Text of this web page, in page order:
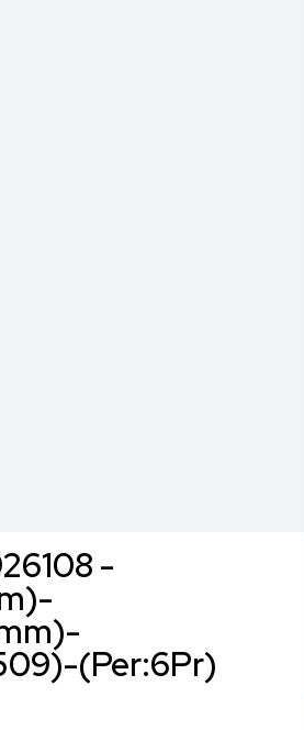
-
(Per:6Pr)